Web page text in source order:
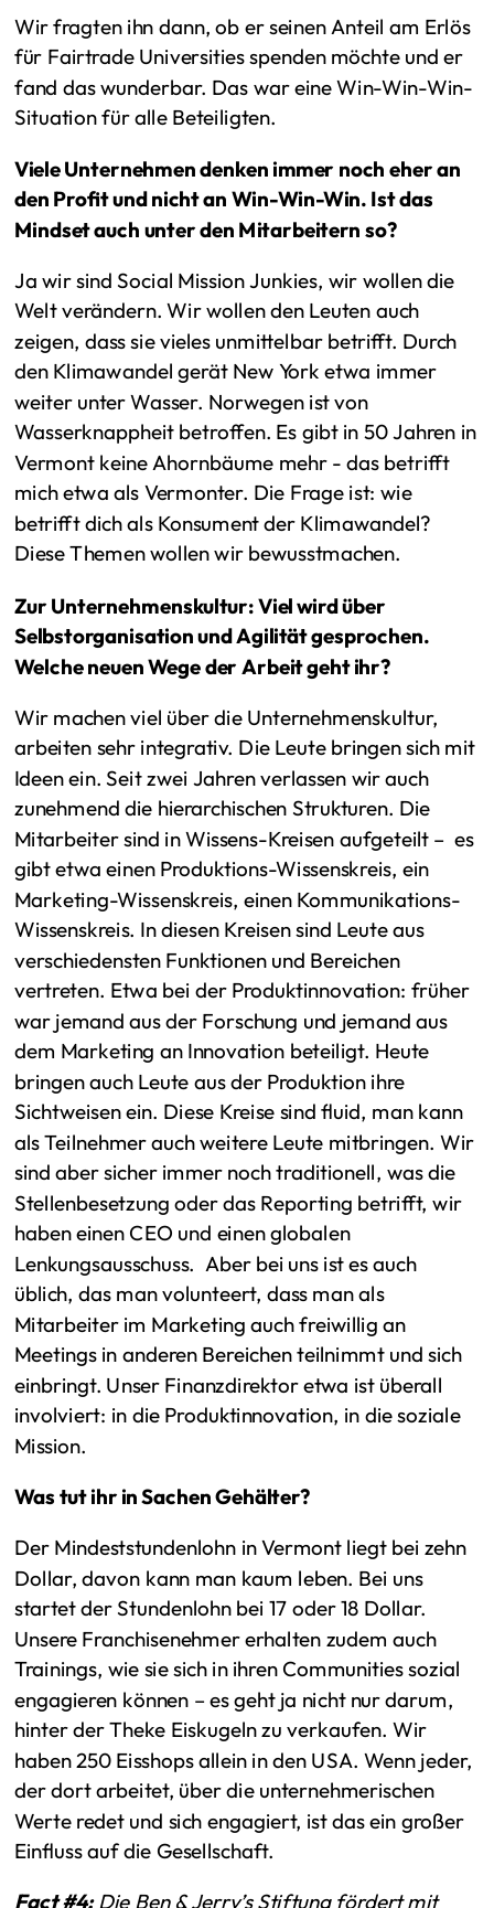
Wir fragten ihn dann, ob er seinen Anteil am Erlös
für Fairtrade Universities spenden möchte und er
fand das wunderbar. Das war eine Win-Win-Win-
Situation für alle Beteiligten.
Viele Unternehmen denken immer noch eher an
den Profit und nicht an Win-Win-Win. Ist das
Mindset auch unter den Mitarbeitern so?
Ja wir sind Social Mission Junkies, wir wollen die
Welt verändern. Wir wollen den Leuten auch
zeigen, dass sie vieles unmittelbar betrifft. Durch
den Klimawandel gerät New York etwa immer
weiter unter Wasser. Norwegen ist von
Wasserknappheit betroffen. Es gibt in 50 Jahren in
Vermont keine Ahornbäume mehr - das betrifft
mich etwa als Vermonter. Die Frage ist: wie
betrifft dich als Konsument der Klimawandel?
Diese Themen wollen wir bewusstmachen.
Zur Unternehmenskultur: Viel wird über
Selbstorganisation und Agilität gesprochen.
Welche neuen Wege der Arbeit geht ihr?
Wir machen viel über die Unternehmenskultur,
arbeiten sehr integrativ. Die Leute bringen sich mit
Ideen ein. Seit zwei Jahren verlassen wir auch
zunehmend die hierarchischen Strukturen. Die
Mitarbeiter sind in Wissens-Kreisen aufgeteilt – es
gibt etwa einen Produktions-Wissenskreis, ein
Marketing-Wissenskreis, einen Kommunikations-
Wissenskreis. In diesen Kreisen sind Leute aus
verschiedensten Funktionen und Bereichen
vertreten. Etwa bei der Produktinnovation: früher
war jemand aus der Forschung und jemand aus
dem Marketing an Innovation beteiligt. Heute
bringen auch Leute aus der Produktion ihre
Sichtweisen ein. Diese Kreise sind fluid, man kann
als Teilnehmer auch weitere Leute mitbringen. Wir
sind aber sicher immer noch traditionell, was die
Stellenbesetzung oder das Reporting betrifft, wir
haben einen CEO und einen globalen
Lenkungsausschuss. Aber bei uns ist es auch
üblich, das man volunteert, dass man als
Mitarbeiter im Marketing auch freiwillig an
Meetings in anderen Bereichen teilnimmt und sich
einbringt. Unser Finanzdirektor etwa ist überall
involviert: in die Produktinnovation, in die soziale
Mission.
Was tut ihr in Sachen Gehälter?
Der Mindeststundenlohn in Vermont liegt bei zehn
Dollar, davon kann man kaum leben. Bei uns
startet der Stundenlohn bei 17 oder 18 Dollar.
Unsere Franchisenehmer erhalten zudem auch
Trainings, wie sie sich in ihren Communities sozial
engagieren können – es geht ja nicht nur darum,
hinter der Theke Eiskugeln zu verkaufen. Wir
haben 250 Eisshops allein in den USA. Wenn jeder,
der dort arbeitet, über die unternehmerischen
Werte redet und sich engagiert, ist das ein großer
Einfluss auf die Gesellschaft.
Fact #4:Die Ben & Jerry’s Stiftung fördert mit